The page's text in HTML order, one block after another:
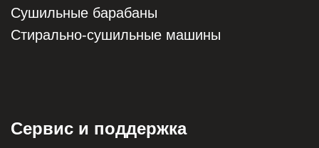
Сушильные барабаны
Стирально-сушильные машины
Сервис и поддержка